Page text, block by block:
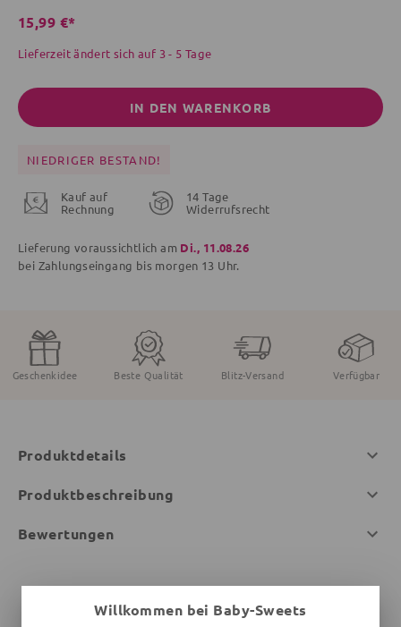
15,99 €*
Lieferzeit ändert sich auf 3 - 5 Tage
IN DEN WARENKORB
NIEDRIGER BESTAND!
Kauf auf
Rechnung
14 Tage
Widerrufsrecht
Lieferung voraussichtlich am Di., 11.08.26
bei Zahlungseingang bis morgen 13 Uhr.
Geschenkidee Beste Qualität Blitz-Versand Verfügbar
Produktdetails
Produktbeschreibung
Bewertungen
Willkommen bei Baby-Sweets